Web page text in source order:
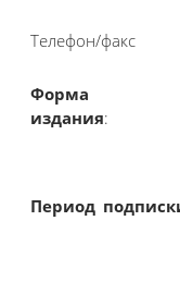
Телефон/факс
Форма
издания:
Период